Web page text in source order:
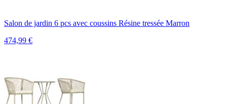
Salon de jardin 6 pcs avec coussins Résine tressée Marron
474,99 €